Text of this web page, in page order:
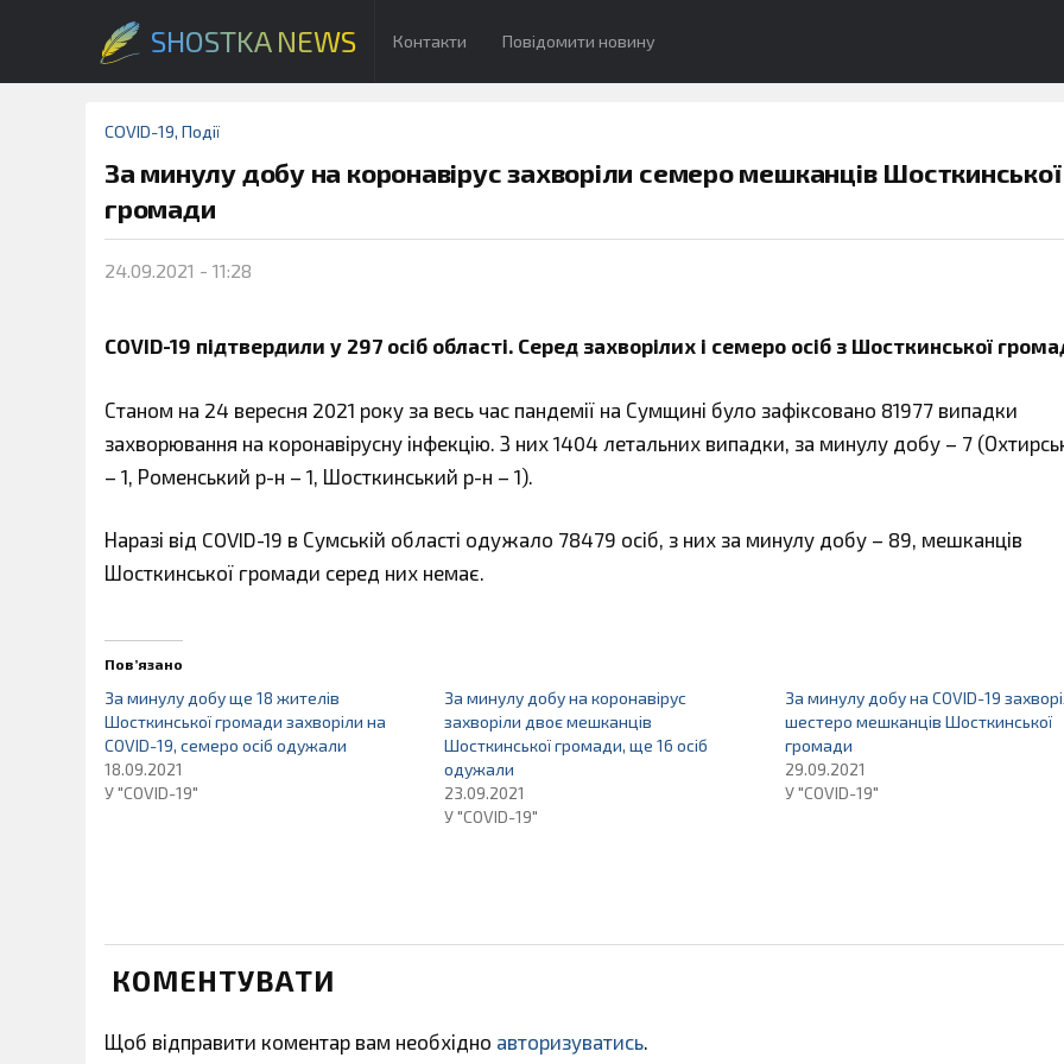
SHOSTKA NEWS Контакти Повідомити новину
COVID-19, Події
За минулу добу на коронавірус захворіли семеро мешканців Шосткинської
громади
24.09.2021 - 11:28
COVID-19 підтвердили у 297 осіб області. Серед захворілих і семеро осіб з Шосткинської
Станом на 24 вересня 2021 року за весь час пандемії на Сумщині було зафіксовано 81977 випадки
захворювання на коронавірусну інфекцію. З них 1404 летальних випадки, за минулу добу – 7
– 1, Роменський р-н – 1, Шосткинський р-н – 1).
Наразі від COVID-19 в Сумській області одужало 78479 осіб, з них за минулу добу – 89, мешканців
Шосткинської громади серед них немає.
Пов’язано
За минулу добу ще 18 жителів
Шосткинської громади захворіли на
COVID-19, семеро осіб одужали
18.09.2021
У "COVID-19"
За минулу добу на коронавірус
захворіли двоє мешканців
Шосткинської громади, ще 16 осіб
одужали
23.09.2021
У "COVID-19"
За минулу добу на COVID-19
шестеро мешканців Шосткинської
громади
29.09.2021
У "COVID-19"
КОМЕНТУВАТИ
Щоб відправити коментар вам необхідно авторизуватись